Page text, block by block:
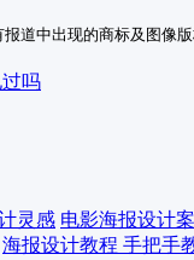
道中出现的商标及图像
吗
电影海报设计
海报设计教程 手把手